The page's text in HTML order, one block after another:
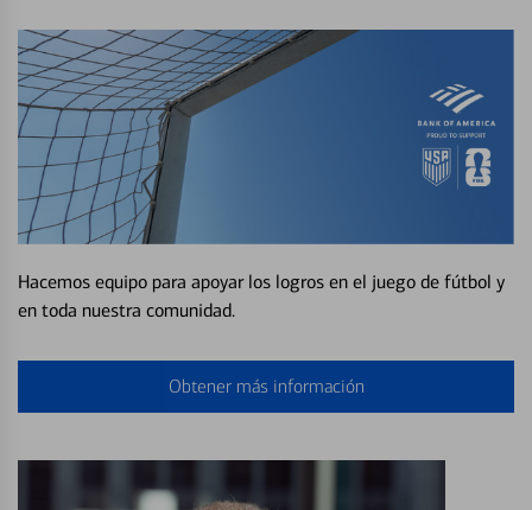
Hacemos equipo para apoyar los logros en el juego de fútbol y
en toda nuestra comunidad.
Obtener más información